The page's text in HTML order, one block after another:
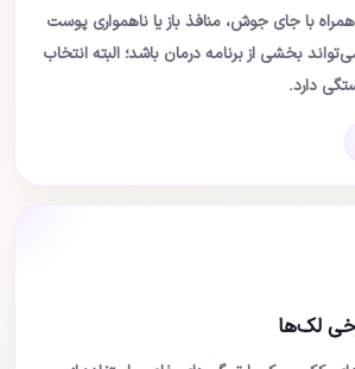
با جای جوش، منافذ باز یا ناهمواری پوست
بخشی از برنامه درمان باشد؛ البته انتخاب
دارد.
لک‌ها